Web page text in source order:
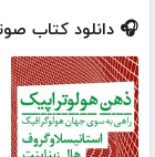
🎧 دانلود کتاب